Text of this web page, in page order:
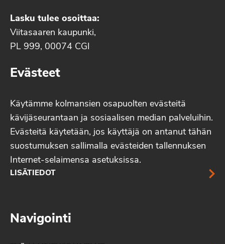
Lasku tulee osoittaa:
Viitasaaren kaupunki,
PL 999, 00074 CGI
Evästeet
Käytämme kolmansien osapuolten evästeitä
kävijäseurantaan ja sosiaalisen median palveluihin.
Evästeitä käytetään, jos käyttäjä on antanut tähän
suostumuksen sallimalla evästeiden tallennuksen
Internet-selaimensa asetuksissa.
LISÄTIEDOT
Navigointi